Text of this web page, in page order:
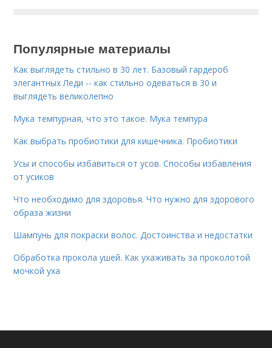
Популярные материалы
Как выглядеть стильно в 30 лет. Базовый гардероб
элегантных Леди -- как стильно одеваться в 30 и
выглядеть великолепно
Мука темпурная, что это такое. Мука темпура
Как выбрать пробиотики для кишечника. Пробиотики
Усы и способы избавиться от усов. Способы избавления
от усиков
Что необходимо для здоровья. Что нужно для здорового
образа жизни
Шампунь для покраски волос. Достоинства и недостатки
Обработка прокола ушей. Как ухаживать за проколотой
мочкой уха